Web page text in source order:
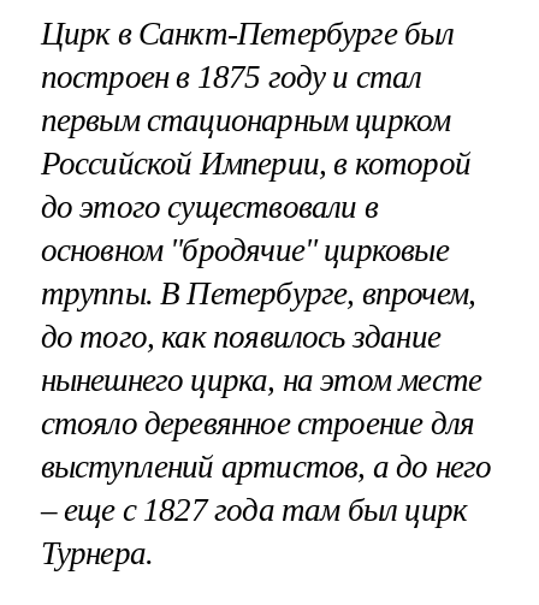
Цирк в Санкт-Петербурге был
построен в 1875 году и стал
первым стационарным цирком
Российской Империи, в которой
до этого существовали в
основном "бродячие" цирковые
труппы. В Петербурге, впрочем,
до того, как появилось здание
нынешнего цирка, на этом месте
стояло деревянное строение для
выступлений артистов, а до него
– еще с 1827 года там был цирк
Турнера.